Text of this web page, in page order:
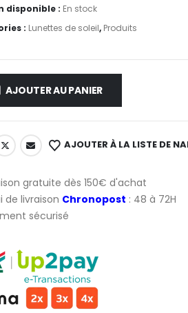
disponible : En stock
: Lunettes de soleil, Produits
AJOUTER AU PANIER
AJOUTER À LA LISTE DE
gratuite dès 150€ d'achat
de livraison Chronopost : 48 à 72H
sécurisé